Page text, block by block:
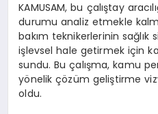
KAMUSAM, bu çalıştay
durumu analiz etmekle
bakım teknikerlerinin
işlevsel hale getirmek için
sundu. Bu çalışma, kamu
yönelik çözüm geliştirme
oldu.